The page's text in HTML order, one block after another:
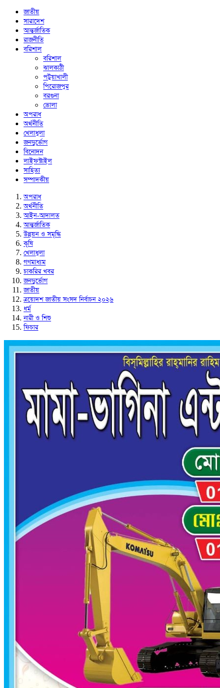
জাতীয়
সারাদেশ
আন্তর্জাতিক
রাজনীতি
বরিশাল
বরিশাল
ঝালকাঠী
পটুয়াখালী
পিরোজপুর
বরগুনা
ভোলা
অপরাধ
অর্থনীতি
খেলাধুলা
জনদুর্ভোগ
বিনোদন
লাইফস্টাইল
সাহিত্য
সম্পাদকীয়
অপরাধ
অর্থনীতি
আইন-আদালত
আন্তর্জাতিক
উন্নয়ন ও সমৃদ্ধি
কৃষি
খেলাধুলা
গণমাধ্যম
চাকরির খবর
জনদুর্ভোগ
জাতীয়
ত্রয়োদশ জাতীয় সংসদ নির্বাচন ২০২৬
ধর্ম
নারী ও শিশু
ফিচার